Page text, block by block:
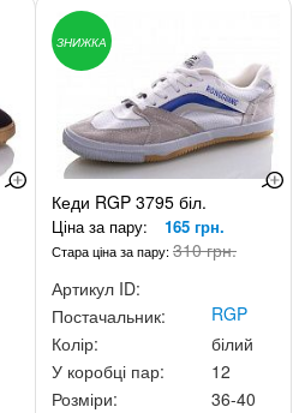
ЗНИЖКА
Кеди RGP 3795 біл.
Ціна за пару: 165 грн.
Стара ціна за пару:310 грн.
Артикул ID:
Постачальник:
RGP
Колір:
білий
У коробці пар:
12
Розміри:
36-40